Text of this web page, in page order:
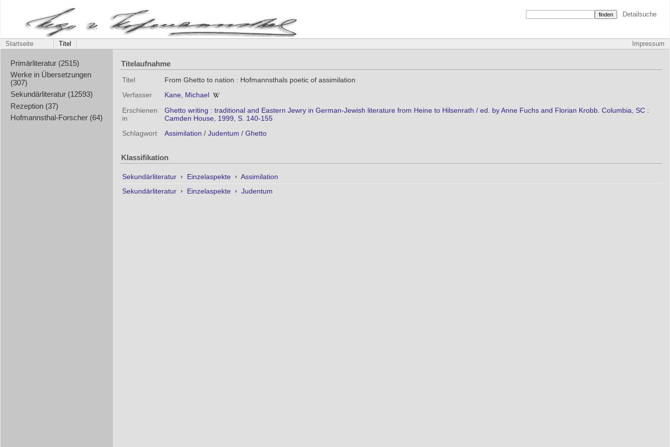
Detailsuche
Impressum
Startseite Titel
Primärliteratur (2515)
Werke in Übersetzungen
(307)
Sekundärliteratur (12593)
Rezeption (37)
Hofmannsthal-Forscher (64)
Titelaufnahme
Titel
From Ghetto to nation : Hofmannsthals poetic of assimilation
Verfasser
Kane, Michael
Erschienen
in
Ghetto writing : traditional and Eastern Jewry in German-Jewish literature from Heine to Hilsenrath / ed. by Anne Fuchs and Florian Krobb. Columbia, SC :
Camden House, 1999, S. 140-155
Schlagwort
Assimilation / Judentum / Ghetto
Klassifikation
Sekundärliteratur › Einzelaspekte › Assimilation
Sekundärliteratur › Einzelaspekte › Judentum